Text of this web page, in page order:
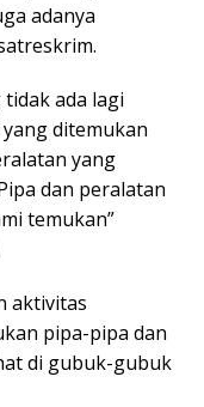
adanya
ada lagi
ditemukan
yang
dan peralatan
temukan”
aktivitas
pipa-pipa dan
di gubuk-gubuk